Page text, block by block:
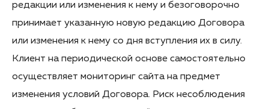
редакции или изменения к нему и безоговорочно
принимает указанную новую редакцию Договора
или изменения к нему со дня вступления их в силу.
Клиент на периодической основе самостоятельно
осуществляет мониторинг сайта на предмет
изменения условий Договора. Риск несоблюдения